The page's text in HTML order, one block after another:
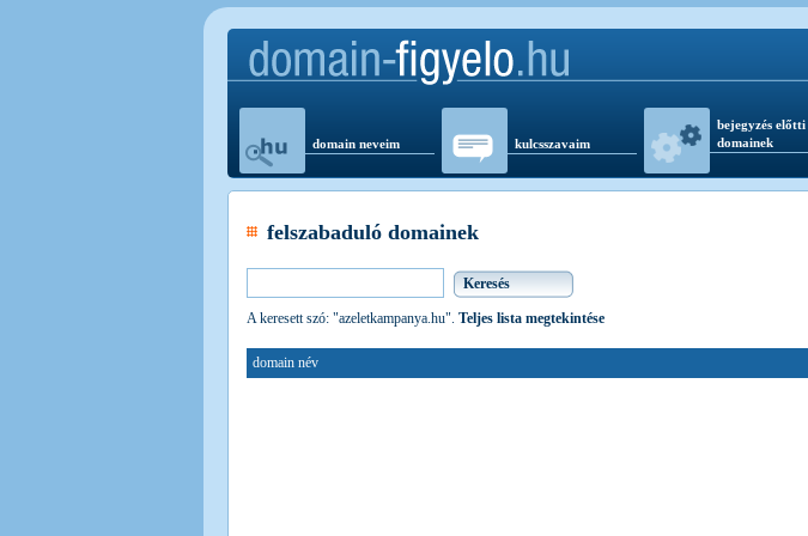
domain neveim kulcsszavaim
bejegyzés előtti
domainek
felszabaduló domainek
A keresett szó: "azeletkampanya.hu". Teljes lista megtekintése
domain név